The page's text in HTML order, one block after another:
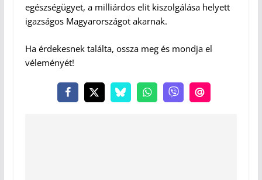
egészségügyet, a milliárdos elit kiszolgálása helyett
igazságos Magyarországot akarnak.
Ha érdekesnek találta, ossza meg és mondja el
véleményét!